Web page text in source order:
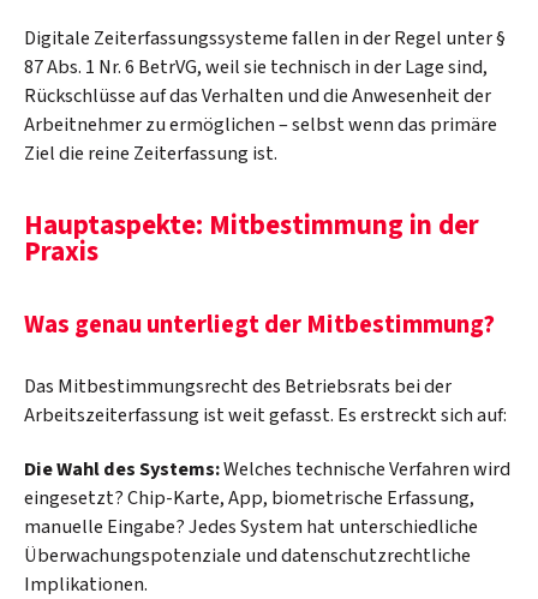
Digitale Zeiterfassungssysteme fallen in der Regel unter §
87 Abs. 1 Nr. 6 BetrVG, weil sie technisch in der Lage sind,
Rückschlüsse auf das Verhalten und die Anwesenheit der
Arbeitnehmer zu ermöglichen – selbst wenn das primäre
Ziel die reine Zeiterfassung ist.
Hauptaspekte: Mitbestimmung in der
Praxis
Was genau unterliegt der Mitbestimmung?
Das Mitbestimmungsrecht des Betriebsrats bei der
Arbeitszeiterfassung ist weit gefasst. Es erstreckt sich auf:
Die Wahl des Systems:Welches technische Verfahren wird
eingesetzt? Chip-Karte, App, biometrische Erfassung,
manuelle Eingabe? Jedes System hat unterschiedliche
Überwachungspotenziale und datenschutzrechtliche
Implikationen.